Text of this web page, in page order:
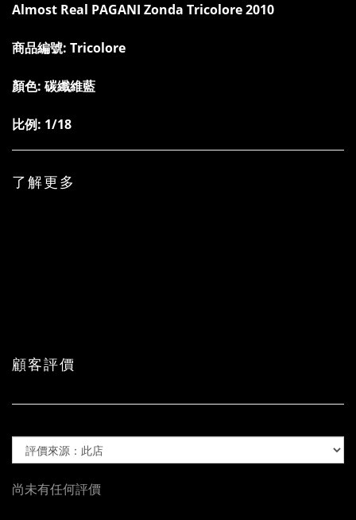
Almost Real PAGANI Zonda Tricolore 2010
商品編號: Tricolore
顏色: 碳纖維藍
比例: 1/18
了解更多
顧客評價
尚未有任何評價